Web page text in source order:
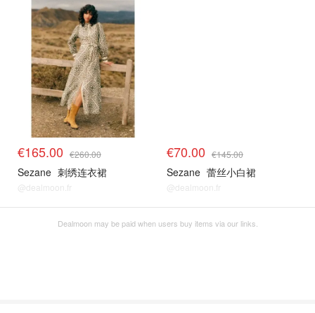
€165.00 €260.00
Sezane 刺绣连衣裙
@dealmoon.fr
€70.00 €145.00
Sezane 蕾丝小白裙
@dealmoon.fr
Dealmoon may be paid when users buy items via our links.